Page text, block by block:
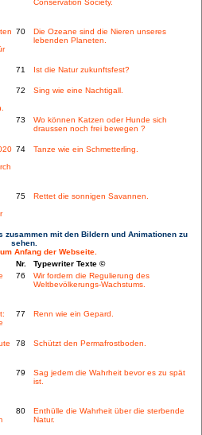
Conservation Society.
70
Die Ozeane sind die Nieren unseres
lebenden Planeten.
71 Ist die Natur zukunftsfest?
72 Sing wie eine Nachtigall.
73
Wo können Katzen oder Hunde sich
draussen noch frei bewegen ?
74 Tanze wie ein Schmetterling.
75 Rettet die sonnigen Savannen.
zusammen mit den Bildern und Animationen zu
sehen.
Anfang der Webseite.
Nr.
Typewriter Texte ©
76
Wir fordern die Regulierung des
Weltbevölkerungs-Wachstums.
77 Renn wie ein Gepard.
78 Schützt den Permafrostboden.
79
Sag jedem die Wahrheit bevor es zu spät
ist.
80
Enthülle die Wahrheit über die sterbende
Natur.